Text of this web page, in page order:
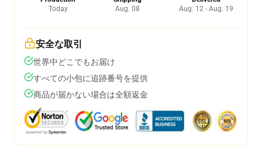
Today
Aug. 08
Aug. 12 - Aug. 19
安全な取引
世界中どこでもお届け
すべての小包に追跡番号を提供
商品が届かない場合は全額返金